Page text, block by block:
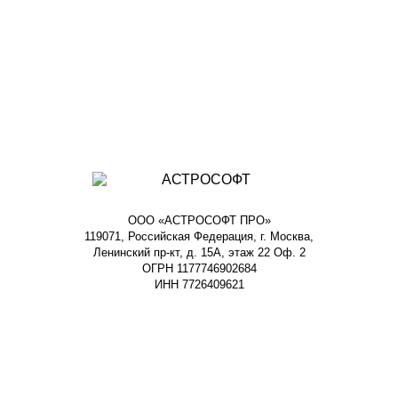
ООО «АСТРОСОФТ ПРО»
119071, Российская Федерация, г. Москва,
Ленинский пр-кт, д. 15А, этаж 22 Оф. 2
ОГРН 1177746902684
ИНН 7726409621